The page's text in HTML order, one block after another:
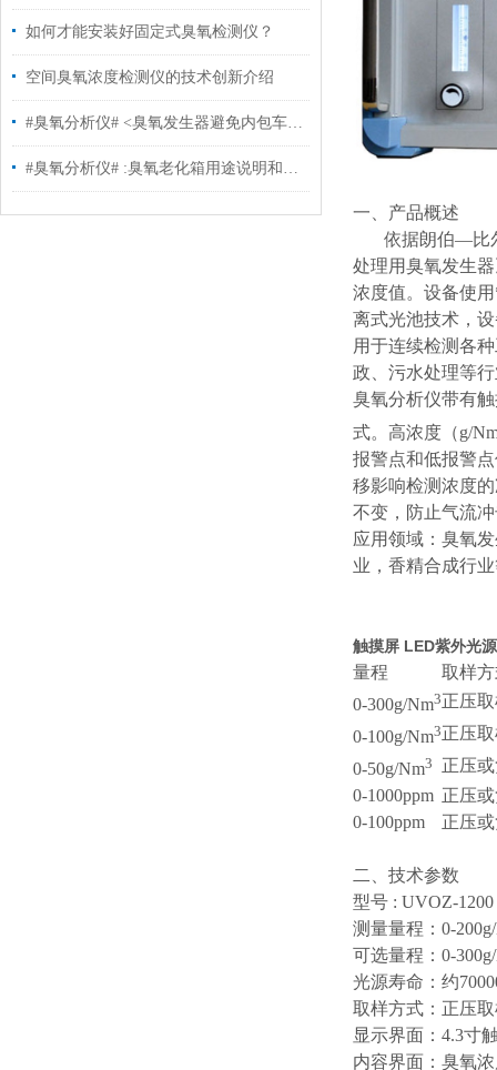
如何才能安装好固定式臭氧检测仪？
空间臭氧浓度检测仪的技术创新介绍
#臭氧分析仪# <臭氧发生器避免内包车间二次污染>
#臭氧分析仪# :臭氧老化箱用途说明和行业存在的主要疑问
一、产品概述
依据朗伯—比尔
处理用臭氧发生
浓度值。设备使
离式光池技术，
用于连续检测各
政、污水处理等
臭氧分析仪带有
式。高浓度（g/
报警点和低报警
移影响检测浓度
不变，防止气流
应用领域：臭氧
业，香精合成行
触摸屏 LED紫外光
量程
取样
0-300g/Nm3正压
0-100g/Nm3正压
0-50g/Nm3
正压
0-1000ppm 正压
0-100ppm
正压
二、技术参数
型号 : UVOZ-1200
测量量程：0-
可选量程：0-
光源寿命：约
取样方式：正压
显示界面：4.3寸
内容界面：臭氧